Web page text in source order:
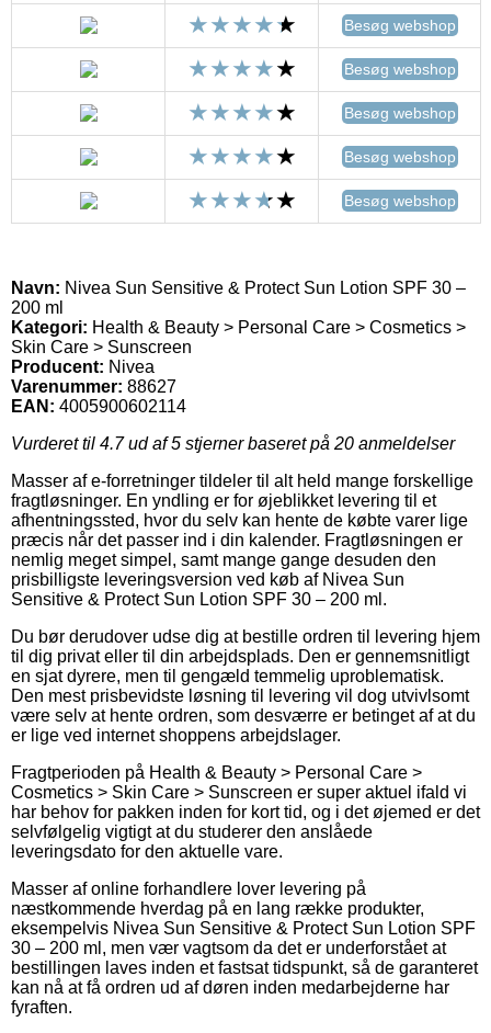
Besøg webshop
Besøg webshop
Besøg webshop
Besøg webshop
Besøg webshop
Navn: Nivea Sun Sensitive & Protect Sun Lotion SPF 30 –
200 ml
Kategori: Health & Beauty > Personal Care > Cosmetics >
Skin Care > Sunscreen
Producent: Nivea
Varenummer: 88627
EAN: 4005900602114
Vurderet til 4.7ud af 5 stjerner baseret på 20 anmeldelser
Masser af e-forretninger tildeler til alt held mange forskellige
fragtløsninger. En yndling er for øjeblikket levering til et
afhentningssted, hvor du selv kan hente de købte varer lige
præcis når det passer ind i din kalender. Fragtløsningen er
nemlig meget simpel, samt mange gange desuden den
prisbilligste leveringsversion ved køb af Nivea Sun
Sensitive & Protect Sun Lotion SPF 30 – 200 ml.
Du bør derudover udse dig at bestille ordren til levering hjem
til dig privat eller til din arbejdsplads. Den er gennemsnitligt
en sjat dyrere, men til gengæld temmelig uproblematisk.
Den mest prisbevidste løsning til levering vil dog utvivlsomt
være selv at hente ordren, som desværre er betinget af at du
er lige ved internet shoppens arbejdslager.
Fragtperioden på Health & Beauty > Personal Care >
Cosmetics > Skin Care > Sunscreen er super aktuel ifald vi
har behov for pakken inden for kort tid, og i det øjemed er det
selvfølgelig vigtigt at du studerer den anslåede
leveringsdato for den aktuelle vare.
Masser af online forhandlere lover levering på
næstkommende hverdag på en lang række produkter,
eksempelvis Nivea Sun Sensitive & Protect Sun Lotion SPF
30 – 200 ml, men vær vagtsom da det er underforstået at
bestillingen laves inden et fastsat tidspunkt, så de garanteret
kan nå at få ordren ud af døren inden medarbejderne har
fyraften.